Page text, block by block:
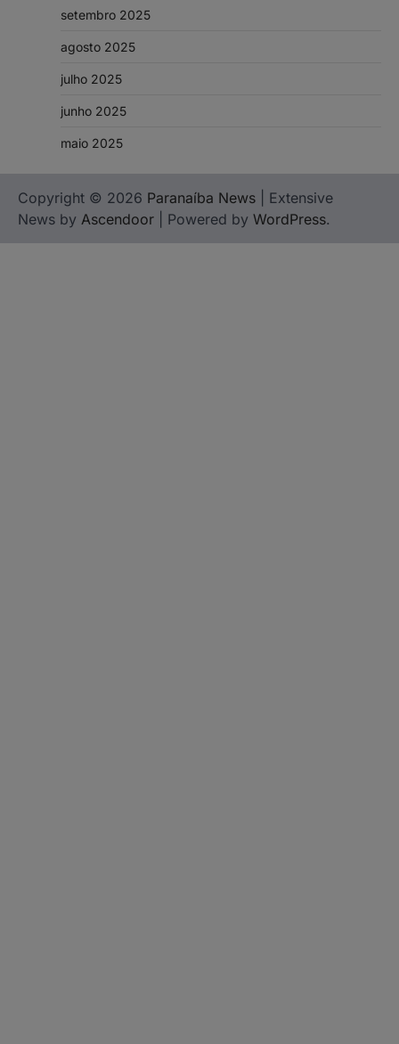
setembro 2025
agosto 2025
julho 2025
junho 2025
maio 2025
Copyright © 2026 Paranaíba News | Extensive
News by Ascendoor | Powered by WordPress.